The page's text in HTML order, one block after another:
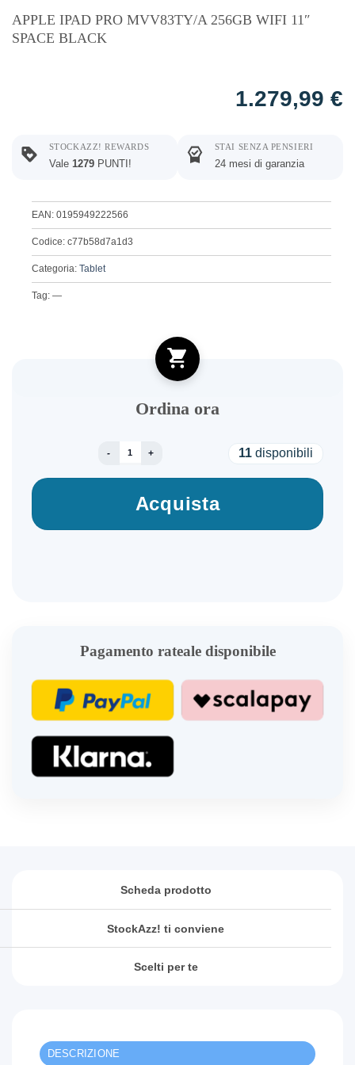
APPLE IPAD PRO MVV83TY/A 256GB WIFI 11″
SPACE BLACK
1.279,99 €
STOCKAZZ! REWARDS
Vale 1279 PUNTI!
STAI SENZA PENSIERI
24 mesi di garanzia
EAN: 0195949222566
Codice: c77b58d7a1d3
Categoria: Tablet
Tag: —
Ordina ora
APPLE IPAD PRO MVV83TY/A 256GB WIFI 11"
11 disponibili
Acquista
Pagamento rateale disponibile
Scheda prodotto
StockAzz! ti conviene
Scelti per te
DESCRIZIONE